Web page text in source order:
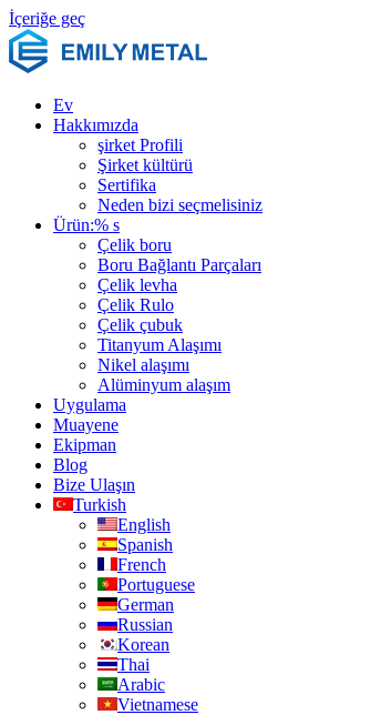
İçeriğe geç
Ev
Hakkımızda
şirket Profili
Şirket kültürü
Sertifika
Neden bizi seçmelisiniz
Ürün:% s
Çelik boru
Boru Bağlantı Parçaları
Çelik levha
Çelik Rulo
Çelik çubuk
Titanyum Alaşımı
Nikel alaşımı
Alüminyum alaşım
Uygulama
Muayene
Ekipman
Blog
Bize Ulaşın
Turkish
English
Spanish
French
Portuguese
German
Russian
Korean
Thai
Arabic
Vietnamese